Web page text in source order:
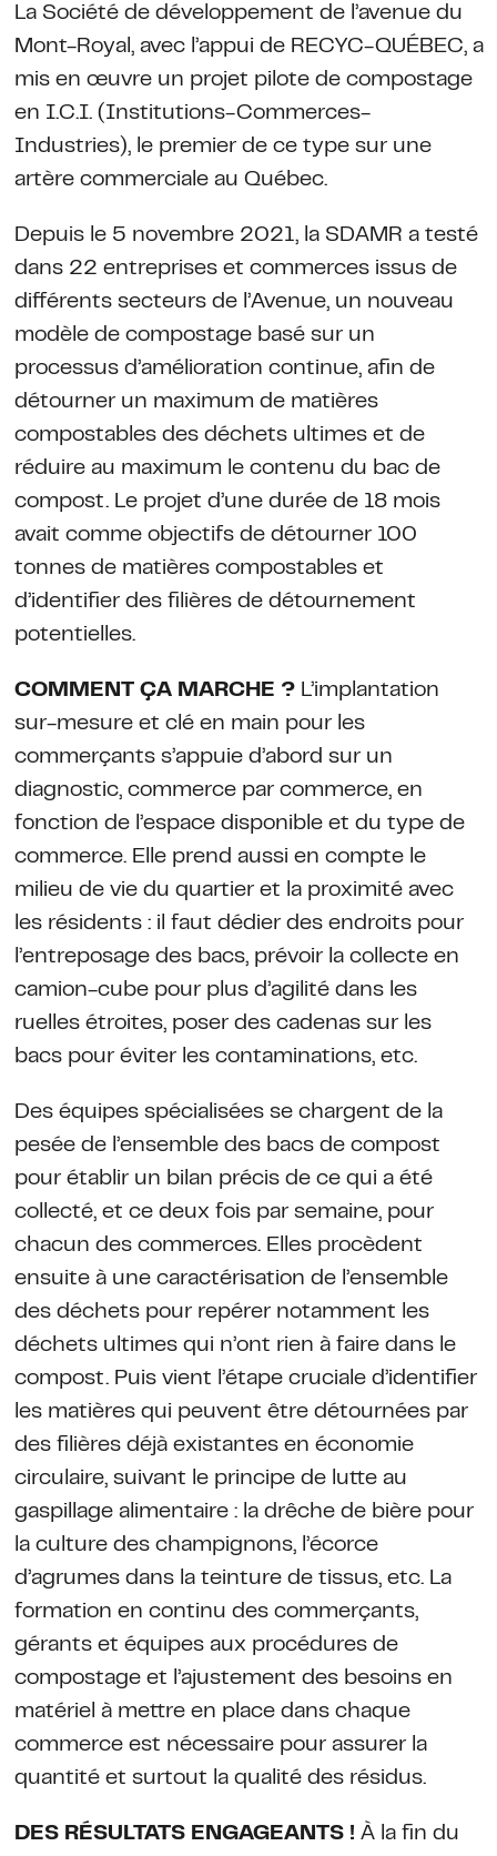
La Société de développement de l’avenue du
Mont-Royal, avec l’appui de RECYC-QUÉBEC, a
mis en œuvre un projet pilote de compostage
en I.C.I. (Institutions-Commerces-
Industries), le premier de ce type sur une
artère commerciale au Québec.
Depuis le 5 novembre 2021, la SDAMR a testé
dans 22 entreprises et commerces issus de
différents secteurs de l’Avenue, un nouveau
modèle de compostage basé sur un
processus d’amélioration continue, afin de
détourner un maximum de matières
compostables des déchets ultimes et de
réduire au maximum le contenu du bac de
compost. Le projet d’une durée de 18 mois
avait comme objectifs de détourner 100
tonnes de matières compostables et
d’identifier des filières de détournement
potentielles.
COMMENT ÇA MARCHE ?L’implantation
sur-mesure et clé en main pour les
commerçants s’appuie d’abord sur un
diagnostic, commerce par commerce, en
fonction de l’espace disponible et du type de
commerce. Elle prend aussi en compte le
milieu de vie du quartier et la proximité avec
les résidents : il faut dédier des endroits pour
l’entreposage des bacs, prévoir la collecte en
camion-cube pour plus d’agilité dans les
ruelles étroites, poser des cadenas sur les
bacs pour éviter les contaminations, etc.
Des équipes spécialisées se chargent de la
pesée de l’ensemble des bacs de compost
pour établir un bilan précis de ce qui a été
collecté, et ce deux fois par semaine, pour
chacun des commerces. Elles procèdent
ensuite à une caractérisation de l’ensemble
des déchets pour repérer notamment les
déchets ultimes qui n’ont rien à faire dans le
compost. Puis vient l’étape cruciale d’identifier
les matières qui peuvent être détournées par
des filières déjà existantes en économie
circulaire, suivant le principe de lutte au
gaspillage alimentaire : la drêche de bière pour
la culture des champignons, l’écorce
d’agrumes dans la teinture de tissus, etc. La
formation en continu des commerçants,
gérants et équipes aux procédures de
compostage et l’ajustement des besoins en
matériel à mettre en place dans chaque
commerce est nécessaire pour assurer la
quantité et surtout la qualité des résidus.
DES RÉSULTATS ENGAGEANTS ! À la fin du